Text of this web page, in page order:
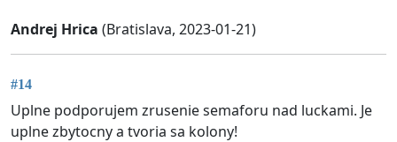
Andrej Hrica (Bratislava, 2023-01-21)
#14
Uplne podporujem zrusenie semaforu nad luckami. Je
uplne zbytocny a tvoria sa kolony!